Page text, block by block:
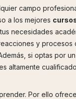
campo
a los mejores
necesidades
y
si optas por
Por ello